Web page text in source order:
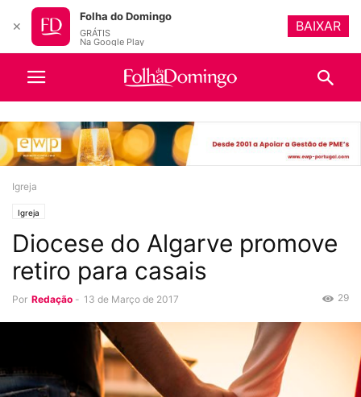
Igreja
Igreja
Diocese do Algarve promove
retiro para casais
Por Redação - 13 de Março de 2017 29
✕
Folha do Domingo
GRÁTIS
Na Google Play
BAIXAR